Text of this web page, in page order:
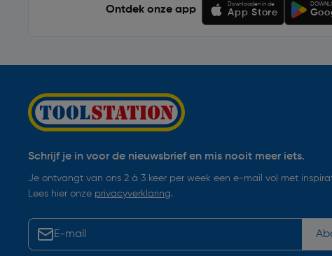
Ontdek onze app
Downloaden in de
App Store
Schrijf je in voor de nieuwsbrief en mis nooit meer iets.
Je ontvangt van ons 2 à 3 keer per week een e-mail vol met
Lees hier onze privacyverklaring.